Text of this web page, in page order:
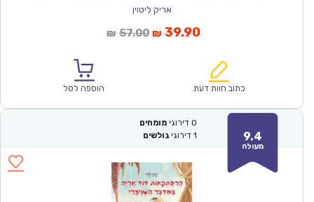
אריק ליטוין
₪ 57.00המחיר
₪57.00.
₪ 39.90המחיר
הוא:
כתוב חוות דעת הוספה לסל
9.4
מעולה
0 דירוגי מומחים
1 דירוגי גולשים